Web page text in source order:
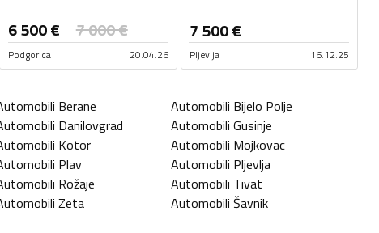
6 500€ 7 000€
Podgorica 20.04.26
7 500€
Pljevlja 16.12.25
Berane Automobili Bijelo Polje
Danilovgrad Automobili Gusinje
Kotor Automobili Mojkovac
Plav Automobili Pljevlja
Rožaje Automobili Tivat
Zeta Automobili Šavnik